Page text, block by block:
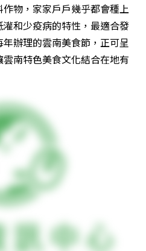
物，家家戶戶幾乎都會種上
和少疫病的特性，最適合發
辦理的雲南美食節，正可呈
南特色美食文化結合在地有